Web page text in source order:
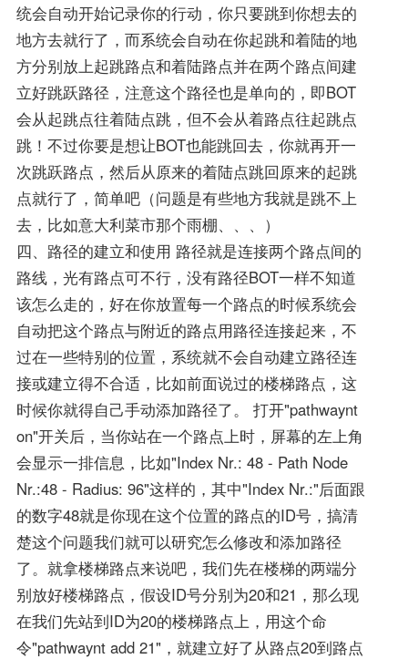
统会自动开始记录你的行动，你只要跳到你想去的
地方去就行了，而系统会自动在你起跳和着陆的地
方分别放上起跳路点和着陆路点并在两个路点间建
立好跳跃路径，注意这个路径也是单向的，即BOT
会从起跳点往着陆点跳，但不会从着路点往起跳点
跳！不过你要是想让BOT也能跳回去，你就再开一
次跳跃路点，然后从原来的着陆点跳回原来的起跳
点就行了，简单吧（问题是有些地方我就是跳不上
去，比如意大利菜市那个雨棚、、、）
四、路径的建立和使用 路径就是连接两个路点间的
路线，光有路点可不行，没有路径BOT一样不知道
该怎么走的，好在你放置每一个路点的时候系统会
自动把这个路点与附近的路点用路径连接起来，不
过在一些特别的位置，系统就不会自动建立路径连
接或建立得不合适，比如前面说过的楼梯路点，这
时候你就得自己手动添加路径了。 打开"pathwaynt
on"开关后，当你站在一个路点上时，屏幕的左上角
会显示一排信息，比如"Index Nr.: 48 - Path Node
Nr.:48 - Radius: 96"这样的，其中"Index Nr.:"后面跟
的数字48就是你现在这个位置的路点的ID号，搞清
楚这个问题我们就可以研究怎么修改和添加路径
了。就拿楼梯路点来说吧，我们先在楼梯的两端分
别放好楼梯路点，假设ID号分别为20和21，那么现
在我们先站到ID为20的楼梯路点上，用这个命
令"pathwaynt add 21"，就建立好了从路点20到路点